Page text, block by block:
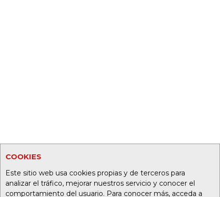
COOKIES
Este sitio web usa cookies propias y de terceros para
analizar el tráfico, mejorar nuestros servicio y conocer el
comportamiento del usuario. Para conocer más, acceda a